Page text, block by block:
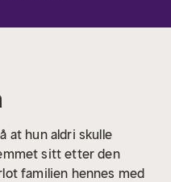
at hun aldri skulle
sitt etter den
familien hennes med